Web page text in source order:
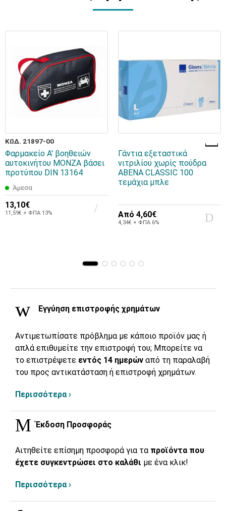
ΚΩΔ. 21897-00
Φαρμακείο Α' βοηθειών
αυτοκινήτου MONZA βάσει
προτύπου DIN 13164
Άμεσα
13,10€
11,59€ + ΦΠΑ 13%
Γάντια εξεταστικά
νιτριλίου χωρίς πούδρα
ABENA CLASSIC 100
τεμάχια μπλε
Από 4,60€
4,34€ + ΦΠΑ 6%
Εγγύηση επιστροφής χρημάτων
Αντιμετωπίσατε πρόβλημα με κάποιο προϊόν μας ή
απλά επιθυμείτε την επιστροφή του; Μπορείτε να
το επιστρέψετε εντός 14 ημερών από τη παραλαβή
του προς αντικατάσταση ή επιστροφή χρημάτων.
Περισσότερα ›
Έκδοση Προσφοράς
Αιτηθείτε επίσημη προσφορά για τα προϊόντα που
έχετε συγκεντρώσει στο καλάθι με ένα κλικ!
Περισσότερα ›